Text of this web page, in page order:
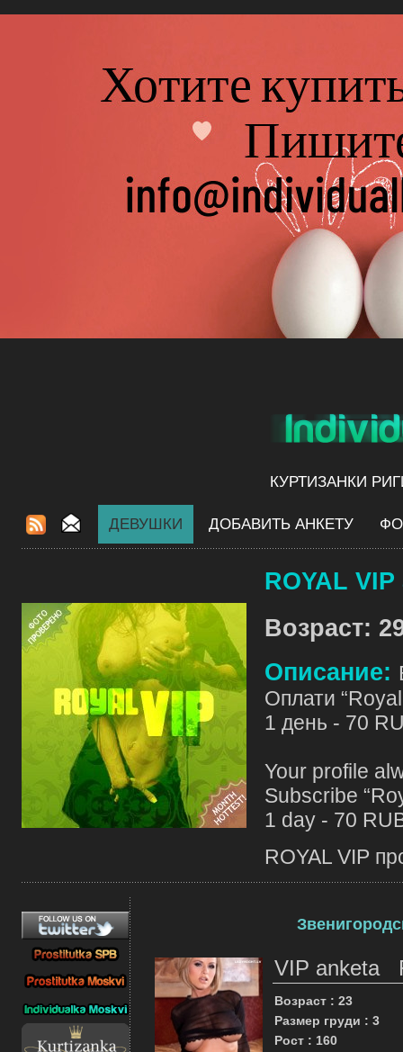
КУРТИЗАНКИ
ДЕВУШКИ ДОБАВИТЬ АНКЕТУ
ROYAL
Возраст:
Описание:
Оплати
1 день - 70
Your profile
Subscribe
1 day - 70
ROYAL VIP
VIP anketa
Возраст : 23
Размер груди : 3
Рост : 160